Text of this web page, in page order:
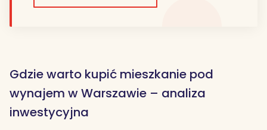
Gdzie warto kupić mieszkanie pod
wynajem w Warszawie – analiza
inwestycyjna